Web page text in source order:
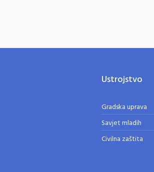
Ustrojstvo
Gradska uprava
Savjet mladih
Civilna zaštita